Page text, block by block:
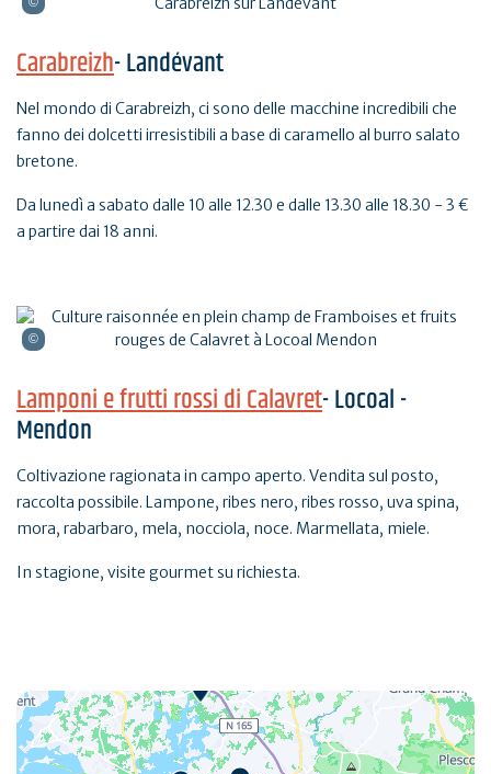
Carabreizh- Landévant
Nel mondo di Carabreizh, ci sono delle macchine incredibili che
fanno dei dolcetti irresistibili a base di caramello al burro salato
bretone.
Da lunedì a sabato dalle 10 alle 12.30 e dalle 13.30 alle 18.30 - 3 €
a partire dai 18 anni.
Lamponi e frutti rossi di Calavret- Locoal -
Mendon
Coltivazione ragionata in campo aperto. Vendita sul posto,
raccolta possibile. Lampone, ribes nero, ribes rosso, uva spina,
mora, rabarbaro, mela, nocciola, noce. Marmellata, miele.
In stagione, visite gourmet su richiesta.